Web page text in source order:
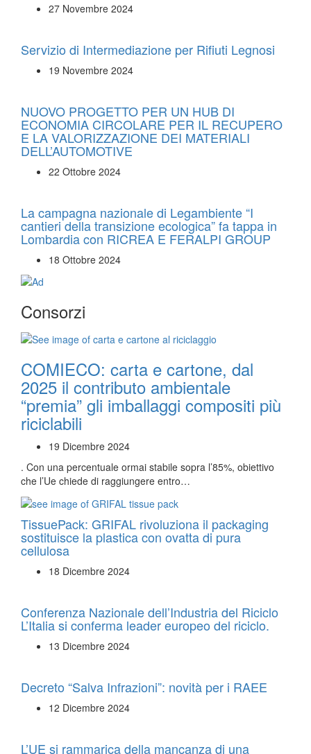
27 Novembre 2024
Servizio di Intermediazione per Rifiuti Legnosi
19 Novembre 2024
NUOVO PROGETTO PER UN HUB DI
ECONOMIA CIRCOLARE PER IL RECUPERO
E LA VALORIZZAZIONE DEI MATERIALI
DELL’AUTOMOTIVE
22 Ottobre 2024
La campagna nazionale di Legambiente “I
cantieri della transizione ecologica” fa tappa in
Lombardia con RICREA E FERALPI GROUP
18 Ottobre 2024
Consorzi
COMIECO: carta e cartone, dal
2025 il contributo ambientale
“premia” gli imballaggi compositi più
riciclabili
19 Dicembre 2024
. Con una percentuale ormai stabile sopra l’85%, obiettivo
che l’Ue chiede di raggiungere entro…
TissuePack: GRIFAL rivoluziona il packaging
sostituisce la plastica con ovatta di pura
cellulosa
18 Dicembre 2024
Conferenza Nazionale dell’Industria del Riciclo
L’Italia si conferma leader europeo del riciclo.
13 Dicembre 2024
Decreto “Salva Infrazioni”: novità per i RAEE
12 Dicembre 2024
L’UE si rammarica della mancanza di una